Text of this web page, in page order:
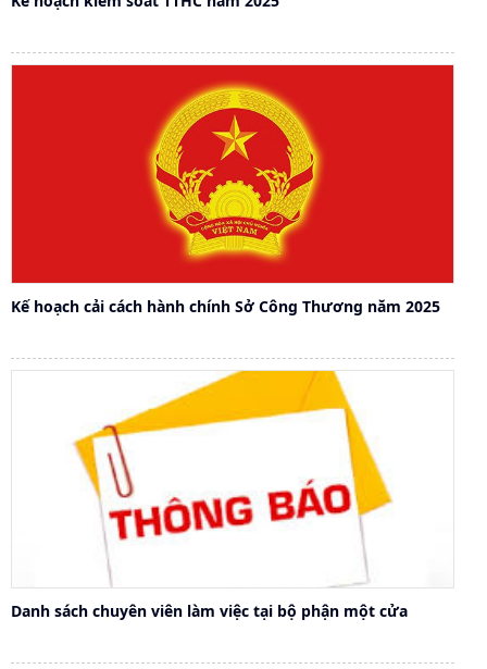
Kế hoạch cải cách hành chính Sở Công Thương năm 2025
Danh sách chuyên viên làm việc tại bộ phận một cửa